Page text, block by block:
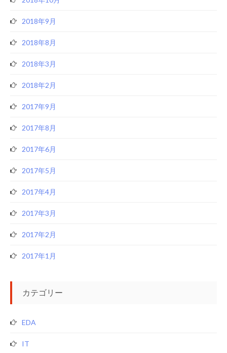
2018年9月
2018年8月
2018年3月
2018年2月
2017年9月
2017年8月
2017年6月
2017年5月
2017年4月
2017年3月
2017年2月
2017年1月
カテゴリー
EDA
IT